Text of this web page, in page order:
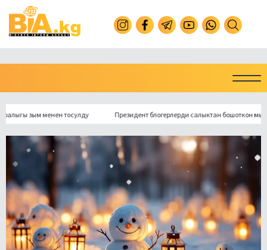
зым менен тосулду Президент блогерлерди салыктан бошоткон мыйзамга